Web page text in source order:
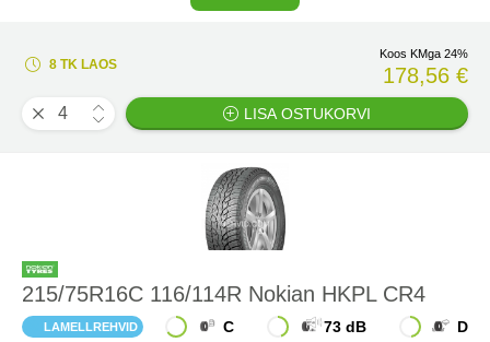
8 TK LAOS
Koos KMga 24%
178,56 €
LISA OSTUKORVI
215/75R16C 116/114R Nokian HKPL CR4
LAMELLREHVID C 73 dB
D